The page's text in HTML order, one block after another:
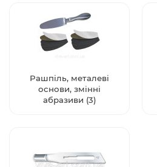
Рашпіль, металеві
основи, змінні
абразиви (3)